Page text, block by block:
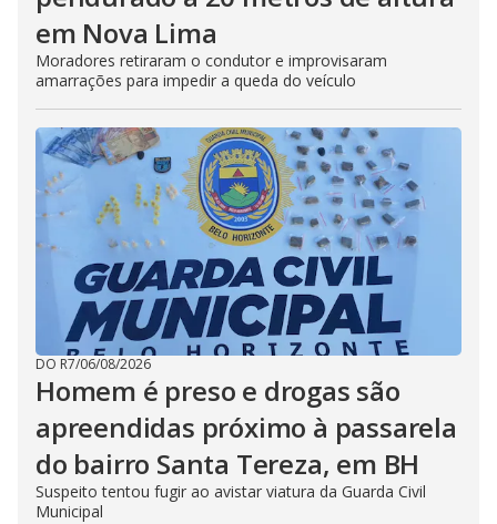
em Nova Lima
Moradores retiraram o condutor e improvisaram
amarrações para impedir a queda do veículo
DO R7/06/08/2026
Homem é preso e drogas são
apreendidas próximo à passarela
do bairro Santa Tereza, em BH
Suspeito tentou fugir ao avistar viatura da Guarda Civil
Municipal